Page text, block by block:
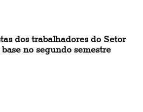
dos trabalhadores do Setor
no segundo semestre